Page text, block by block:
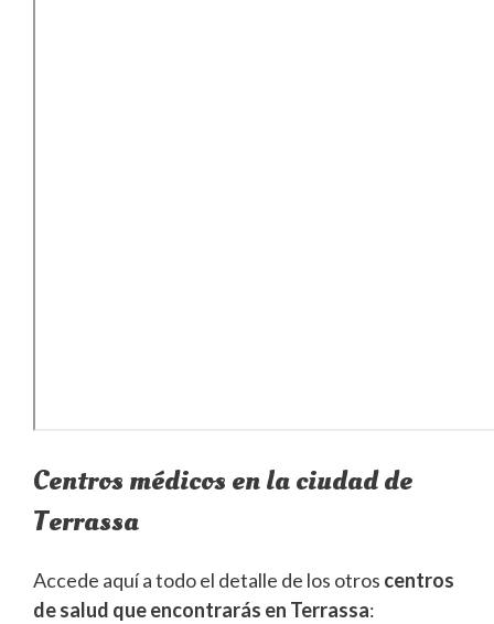
Centros médicos en la ciudad de
Terrassa
Accede aquí a todo el detalle de los otros centros
de salud que encontrarás en Terrassa: